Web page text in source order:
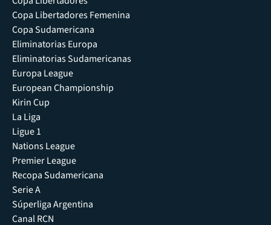
Copa Libertadores Femenina
Copa Sudamericana
Eliminatorias Europa
Eliminatorias Sudamericanas
Europa League
European Championship
Kirin Cup
La Liga
Ligue 1
Nations League
Premier League
Recopa Sudamericana
Serie A
Súperliga Argentina
Canal RCN